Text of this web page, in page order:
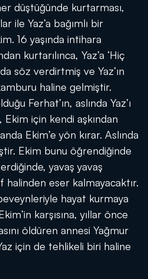
düştüğünde kurtarması,
ile Yaz’a bağımlı bir
16 yaşında intihara
kurtarılınca, Yaz’a ‘Hiç
söz verdirtmiş ve Yaz’ın
haline gelmiştir.
Ferhat’ın, aslında Yaz’ı
için kendi aşkından
Ekim’e yön kırar. Aslında
Ekim bunu öğrendiğinde
yavaş yavaş
halinden eser kalmayacaktır.
hayat kurmaya
karşısına, yıllar önce
öldüren annesi Yağmur
için de tehlikeli biri haline